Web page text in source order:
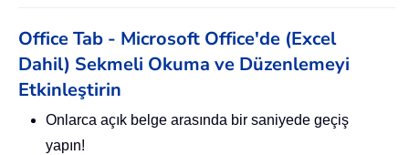
Office Tab - Microsoft Office'de (Excel
Dahil) Sekmeli Okuma ve Düzenlemeyi
Etkinleştirin
Onlarca açık belge arasında bir saniyede geçiş
yapın!